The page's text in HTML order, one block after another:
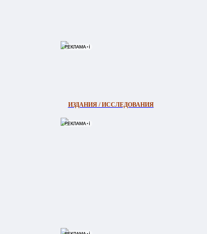
ИЗДАНИЯ / ИССЛЕДОВАНИЯ